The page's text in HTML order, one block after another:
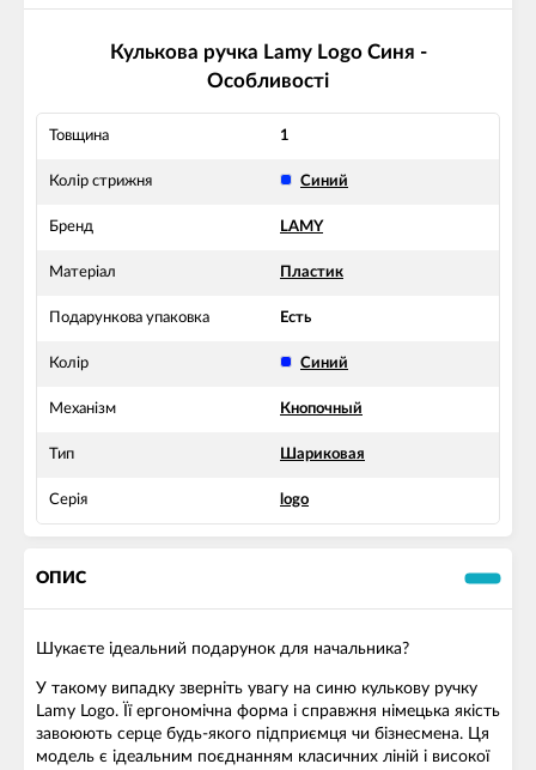
Кулькова ручка Lamy Logo Синя -
Особливості
Товщина 1
Колір стрижня Синий
Бренд LAMY
Матеріал Пластик
Подарункова упаковка Есть
Колір Синий
Механізм Кнопочный
Тип Шариковая
Серія logo
ОПИС
Шукаєте ідеальний подарунок для начальника?
У такому випадку зверніть увагу на синю кулькову ручку
Lamy Logo. Її ергономічна форма і справжня німецька якість
завоюють серце будь-якого підприємця чи бізнесмена. Ця
модель є ідеальним поєднанням класичних ліній і високої